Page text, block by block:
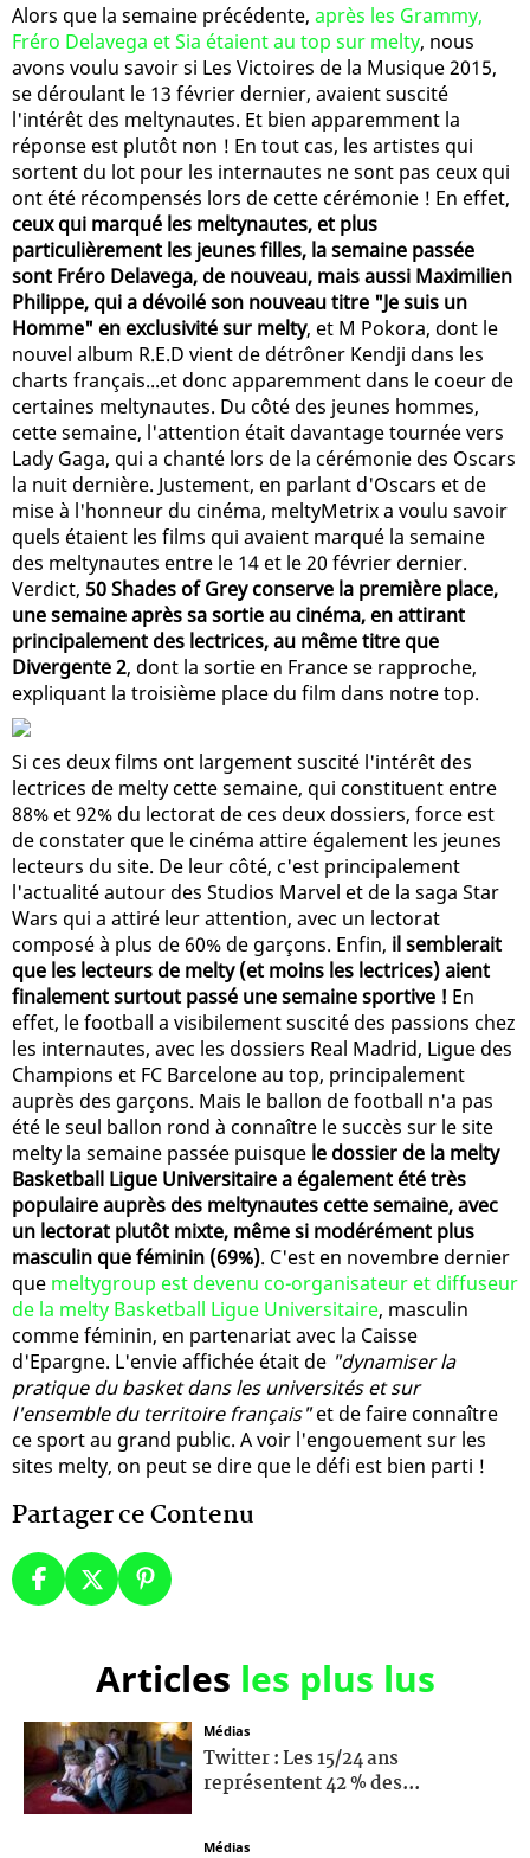
Alors que la semaine précédente, après les Grammy,
Fréro Delavega et Sia étaient au top sur melty, nous
avons voulu savoir si Les Victoires de la Musique 2015,
se déroulant le 13 février dernier, avaient suscité
l'intérêt des meltynautes. Et bien apparemment la
réponse est plutôt non ! En tout cas, les artistes qui
sortent du lot pour les internautes ne sont pas ceux qui
ont été récompensés lors de cette cérémonie ! En effet,
ceux qui marqué les meltynautes, et plus
particulièrement les jeunes filles, la semaine passée
sont Fréro Delavega, de nouveau, mais aussi Maximilien
Philippe, qui a dévoilé son nouveau titre "Je suis un
Homme" en exclusivité sur melty, et M Pokora, dont le
nouvel album R.E.D vient de détrôner Kendji dans les
charts français...et donc apparemment dans le coeur de
certaines meltynautes. Du côté des jeunes hommes,
cette semaine, l'attention était davantage tournée vers
Lady Gaga, qui a chanté lors de la cérémonie des Oscars
la nuit dernière. Justement, en parlant d'Oscars et de
mise à l'honneur du cinéma, meltyMetrix a voulu savoir
quels étaient les films qui avaient marqué la semaine
des meltynautes entre le 14 et le 20 février dernier.
Verdict, 50 Shades of Grey conserve la première place,
une semaine après sa sortie au cinéma, en attirant
principalement des lectrices, au même titre que
Divergente 2, dont la sortie en France se rapproche,
expliquant la troisième place du film dans notre top.
Si ces deux films ont largement suscité l'intérêt des
lectrices de melty cette semaine, qui constituent entre
88% et 92% du lectorat de ces deux dossiers, force est
de constater que le cinéma attire également les jeunes
lecteurs du site. De leur côté, c'est principalement
l'actualité autour des Studios Marvel et de la saga Star
Wars qui a attiré leur attention, avec un lectorat
composé à plus de 60% de garçons. Enfin, il semblerait
que les lecteurs de melty (et moins les lectrices) aient
finalement surtout passé une semaine sportive ! En
effet, le football a visibilement suscité des passions chez
les internautes, avec les dossiers Real Madrid, Ligue des
Champions et FC Barcelone au top, principalement
auprès des garçons. Mais le ballon de football n'a pas
été le seul ballon rond à connaître le succès sur le site
melty la semaine passée puisque le dossier de la melty
Basketball Ligue Universitaire a également été très
populaire auprès des meltynautes cette semaine, avec
un lectorat plutôt mixte, même si modérément plus
masculin que féminin (69%). C'est en novembre dernier
que meltygroup est devenu co-organisateur et diffuseur
de la melty Basketball Ligue Universitaire, masculin
comme féminin, en partenariat avec la Caisse
d'Epargne. L'envie affichée était de "dynamiser la
pratique du basket dans les universités et sur
l'ensemble du territoire français"et de faire connaître
ce sport au grand public. A voir l'engouement sur les
sites melty, on peut se dire que le défi est bien parti !
Partager ce Contenu
Articles les plus lus
Médias
Twitter : Les 15/24 ans
représentent 42 % des...
Médias